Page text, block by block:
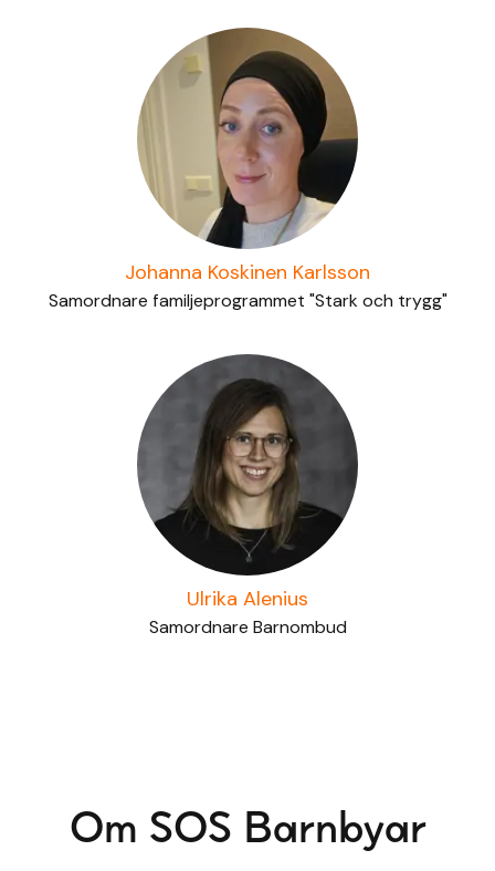
Johanna Koskinen Karlsson
Samordnare familjeprogrammet "Stark och trygg"
Ulrika Alenius
Samordnare Barnombud
Om SOS Barnbyar